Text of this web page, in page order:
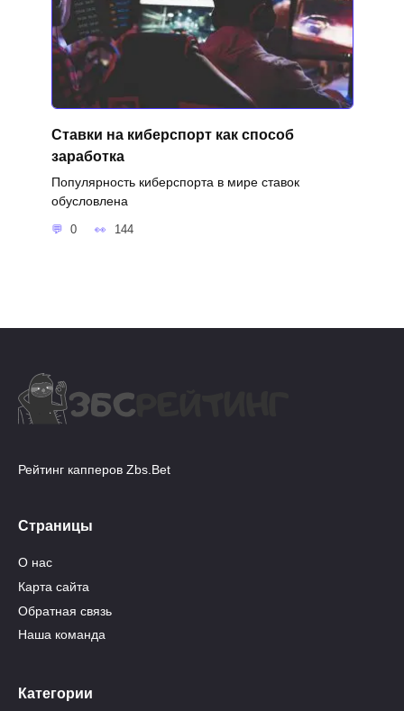
Ставки на киберспорт как способ
заработка
Популярность киберспорта в мире ставок
обусловлена
0 144
Рейтинг капперов Zbs.Bet
Страницы
О нас
Карта сайта
Обратная связь
Наша команда
Категории